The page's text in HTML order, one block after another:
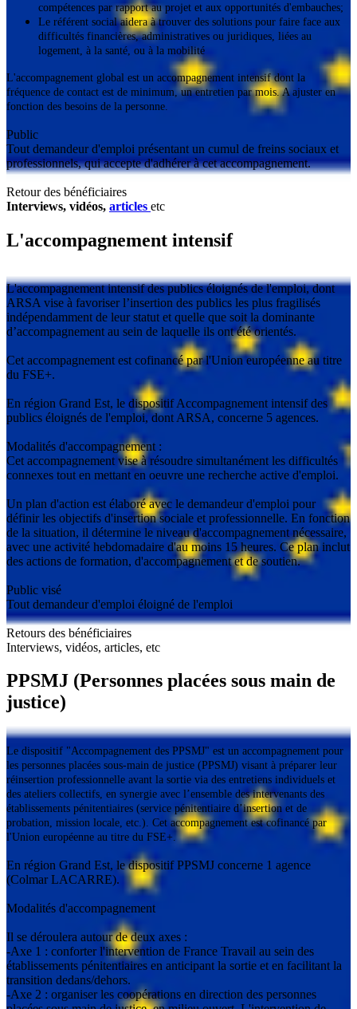
compétences par rapport au projet et aux opportunités d'embauches;
Le référent social aidera à trouver des solutions pour faire face aux
difficultés financières, administratives ou juridiques, liées au
logement, à la santé, ou à la mobilité
L'accompagnement global est un accompagnement intensif dont la
fréquence de contact est de minimum, un entretien par mois. A ajuster en
fonction des besoins de la personne.
Public
Tout demandeur d'emploi présentant un cumul de freins sociaux et
professionnels, qui accepte d'adhérer à cet accompagnement.
Retour des bénéficiaires
Interviews, vidéos, articles etc
L'accompagnement intensif
L'accompagnement intensif des publics éloignés de l'emploi, dont
ARSA vise à favoriser l’insertion des publics les plus fragilisés
indépendamment de leur statut et quelle que soit la dominante
d’accompagnement au sein de laquelle ils ont été orientés.
Cet accompagnement est cofinancé par l'Union européenne au titre
du FSE+.
En région Grand Est, le dispositif Accompagnement intensif des
publics éloignés de l'emploi, dont ARSA, concerne 5 agences.
Modalités d'accompagnement :
Cet accompagnement vise à résoudre simultanément les difficultés
connexes tout en mettant en oeuvre une recherche active d'emploi.
Un plan d'action est élaboré avec le demandeur d'emploi pour
définir les objectifs d'insertion sociale et professionnelle. En fonction
de la situation, il détermine le niveau d'accompagnement nécessaire,
avec une activité hebdomadaire d'au moins 15 heures. Ce plan inclut
des actions de formation, d'accompagnement et de soutien.
Public visé
Tout demandeur d'emploi éloigné de l'emploi
Retours des bénéficiaires
Interviews, vidéos, articles, etc
PPSMJ (Personnes placées sous main de
justice)
Le dispositif "Accompagnement des PPSMJ" est un accompagnement pour
les personnes placées sous-main de justice (PPSMJ) visant à préparer leur
réinsertion professionnelle avant la sortie via des entretiens individuels et
des ateliers collectifs, en synergie avec l’ensemble des intervenants des
établissements pénitentiaires (service pénitentiaire d’insertion et de
probation, mission locale, etc.). Cet accompagnement est cofinancé par
l'Union européenne au titre du FSE+.
En région Grand Est, le dispositif PPSMJ concerne 1 agence
(Colmar LACARRE).
Modalités d'accompagnement
Il se déroulera autour de deux axes :
-Axe 1 : conforter l'intervention de France Travail au sein des
établissements pénitentiaires en anticipant la sortie et en facilitant la
transition dedans/dehors.
-Axe 2 : organiser les coopérations en direction des personnes